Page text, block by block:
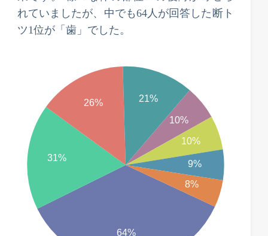
れていましたが、中でも64人が回答した断ト
ツ1位が「歯」でした。